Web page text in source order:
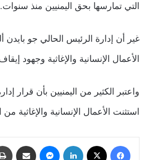
التي تمارسها بحق اليمنيين منذ سنوات.
غير أن إدارة الرئيس الحالي جو بايدن
الأعمال الإنسانية والإغاثية وجهود
واعتبر الكثير من اليمنيين بأن قرار
استثنت الأعمال الإنسانية
فيسبوك لينكدإن ماسنجر مشاركة عبر البريد